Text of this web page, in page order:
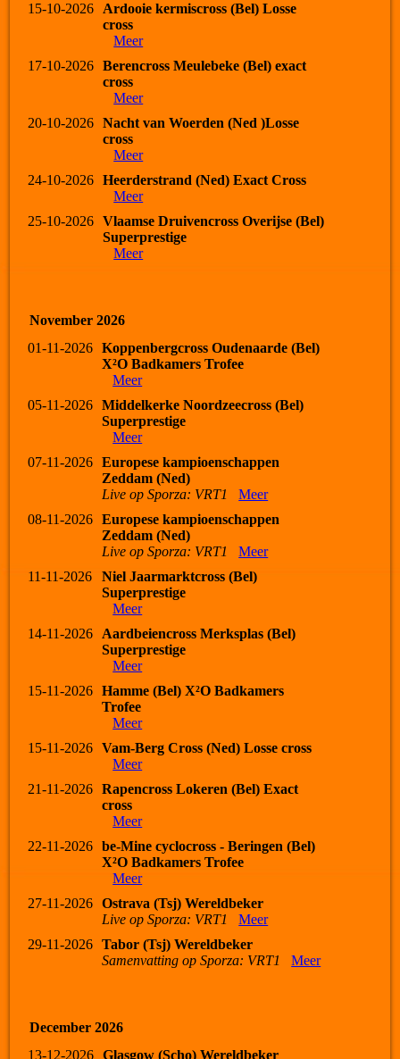
15-10-2026
Ardooie kermiscross (Bel) Losse
cross
Meer
17-10-2026
Berencross Meulebeke (Bel) exact
cross
Meer
20-10-2026
Nacht van Woerden (Ned )Losse
cross
Meer
24-10-2026
Heerderstrand (Ned) Exact Cross
Meer
25-10-2026
Vlaamse Druivencross Overijse (Bel)
Superprestige
Meer
November 2026
01-11-2026
Koppenbergcross Oudenaarde (Bel)
X²O Badkamers Trofee
Meer
05-11-2026
Middelkerke Noordzeecross (Bel)
Superprestige
Meer
07-11-2026
Europese kampioenschappen
Zeddam (Ned)
Live op Sporza: VRT1
Meer
08-11-2026
Europese kampioenschappen
Zeddam (Ned)
Live op Sporza: VRT1
Meer
11-11-2026
Niel Jaarmarktcross (Bel)
Superprestige
Meer
14-11-2026
Aardbeiencross Merksplas (Bel)
Superprestige
Meer
15-11-2026
Hamme (Bel) X²O Badkamers
Trofee
Meer
15-11-2026
Vam-Berg Cross (Ned) Losse cross
Meer
21-11-2026
Rapencross Lokeren (Bel) Exact
cross
Meer
22-11-2026
be-Mine cyclocross - Beringen (Bel)
X²O Badkamers Trofee
Meer
27-11-2026
Ostrava (Tsj) Wereldbeker
Live op Sporza: VRT1
Meer
29-11-2026
Tabor (Tsj) Wereldbeker
Samenvatting op Sporza: VRT1
Meer
December 2026
13-12-2026
Glasgow (Scho) Wereldbeker